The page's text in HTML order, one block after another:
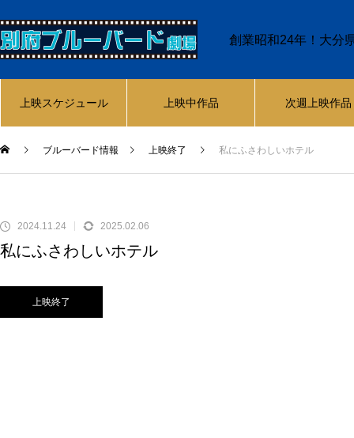
創業昭和24年！大分
上映スケジュール 上映中作品 次週上映作品
ブルーバード情報 上映終了 私にふさわしいホテル
2024.11.24 2025.02.06
私にふさわしいホテル
上映終了